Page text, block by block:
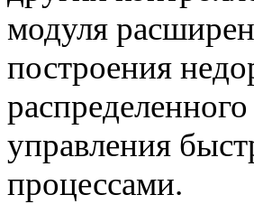
модуля
построения
управления
процессами.